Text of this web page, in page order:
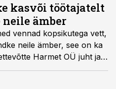
kasvõi töötajatelt
ämber
vennad kopsikutega vett,
neile ämber, see on ka
Harmet OÜ juht ja
ettevõtjatele nõu